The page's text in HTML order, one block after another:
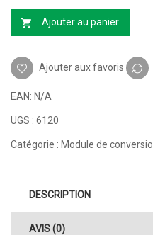
Ajouter au panier
Ajouter aux favoris
EAN: N/A
UGS : 6120
Catégorie : Module de
DESCRIPTION
AVIS (0)